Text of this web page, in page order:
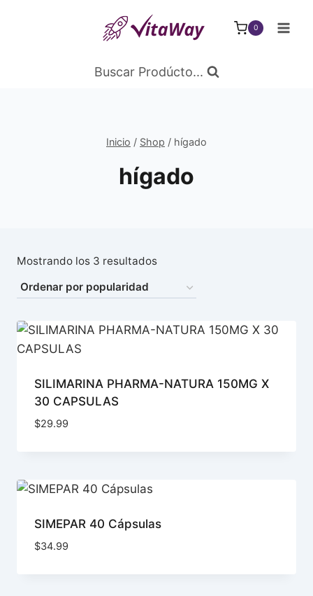
0
Buscar Prodúcto...
Inicio / Shop / hígado
hígado
Mostrando los 3 resultadosOrdenado
popularidad
SILIMARINA PHARMA-NATURA 150MG X
30 CAPSULAS
$29.99
SIMEPAR 40 Cápsulas
$34.99